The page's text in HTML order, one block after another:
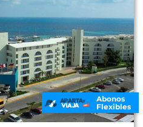
Abonos
Flexibles